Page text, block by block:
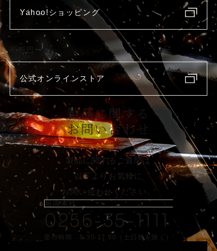
Yahoo!ショッピング
庖斬巴
公式オンラインストア
製品に関する
お問い合わせ
製品に関するご質問は
以下よりお気軽に
お問い合わせください。
新潟本社
0256-35-1111
受付時間 8:30-17:30（土日祝を除く）